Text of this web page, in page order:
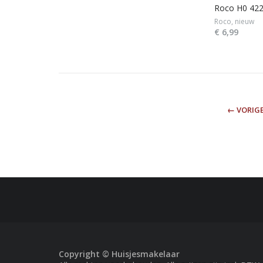
Roco H0
Roco, nieuw
€ 6,99
←
Copyright © Huisjesmakelaar